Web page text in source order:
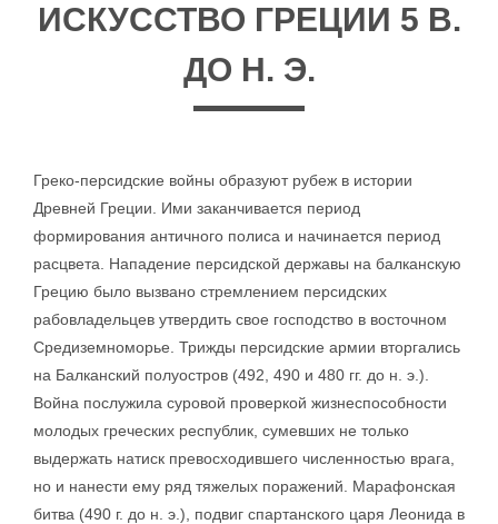
ИСКУССТВО ГРЕЦИИ 5 В.
ДО Н. Э.
Греко-персидские войны образуют рубеж в истории
Древней Греции. Ими заканчивается период
формирования античного полиса и начинается период
расцвета. Нападение персидской державы на балканскую
Грецию было вызвано стремлением персидских
рабовладельцев утвердить свое господство в восточном
Средиземноморье. Трижды персидские армии вторгались
на Балканский полуостров (492, 490 и 480 гг. до н. э.).
Война послужила суровой проверкой жизнеспособности
молодых греческих республик, сумевших не только
выдержать натиск превосходившего численностью врага,
но и нанести ему ряд тяжелых поражений. Марафонская
битва (490 г. до н. э.), подвиг спартанского царя Леонида в